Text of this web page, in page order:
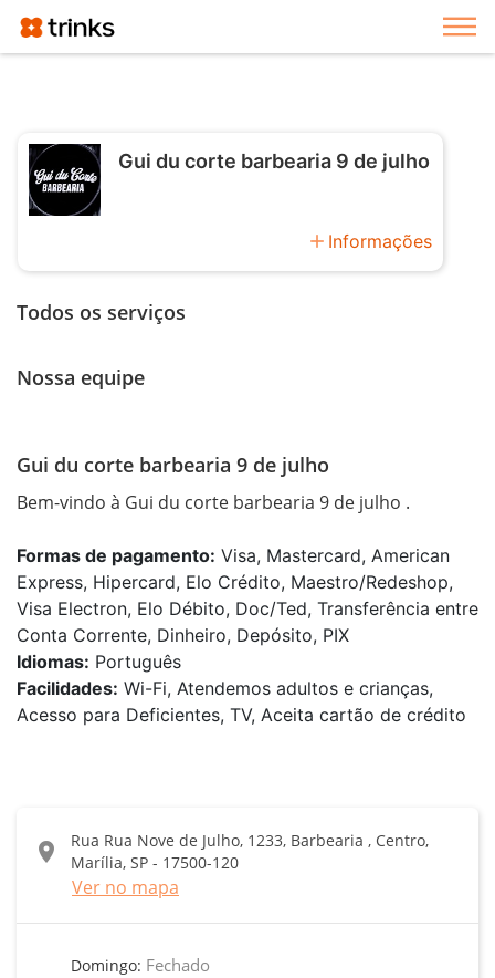
Gui du corte barbearia 9 de julho
add Informações
Todos os serviços
Nossa equipe
Gui du corte barbearia 9 de julho
Bem-vindo à Gui du corte barbearia 9 de julho .
Formas de pagamento: Visa, Mastercard, American
Express, Hipercard, Elo Crédito, Maestro/Redeshop,
Visa Electron, Elo Débito, Doc/Ted, Transferência entre
Conta Corrente, Dinheiro, Depósito, PIX
Idiomas: Português
Facilidades: Wi-Fi, Atendemos adultos e crianças,
Acesso para Deficientes, TV, Aceita cartão de crédito
location_on
Rua Rua Nove de Julho, 1233, Barbearia , Centro,
Marília, SP - 17500-120
Ver no mapa
Domingo: Fechado